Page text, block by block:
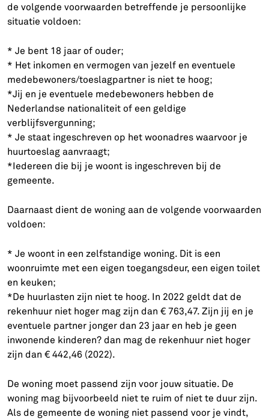
de volgende voorwaarden betreffende je persoonlijke
situatie voldoen:
* Je bent 18 jaar of ouder;
* Het inkomen en vermogen van jezelf en eventuele
medebewoners/toeslagpartner is niet te hoog;
*Jij en je eventuele medebewoners hebben de
Nederlandse nationaliteit of een geldige
verblijfsvergunning;
* Je staat ingeschreven op het woonadres waarvoor je
huurtoeslag aanvraagt;
*Iedereen die bij je woont is ingeschreven bij de
gemeente.
Daarnaast dient de woning aan de volgende voorwaarden
voldoen:
* Je woont in een zelfstandige woning. Dit is een
woonruimte met een eigen toegangsdeur, een eigen toilet
en keuken;
*De huurlasten zijn niet te hoog. In 2022 geldt dat de
rekenhuur niet hoger mag zijn dan € 763,47. Zijn jij en je
eventuele partner jonger dan 23 jaar en heb je geen
inwonende kinderen? dan mag de rekenhuur niet hoger
zijn dan € 442,46 (2022).
De woning moet passend zijn voor jouw situatie. De
woning mag bijvoorbeeld niet te ruim of niet te duur zijn.
Als de gemeente de woning niet passend voor je vindt,